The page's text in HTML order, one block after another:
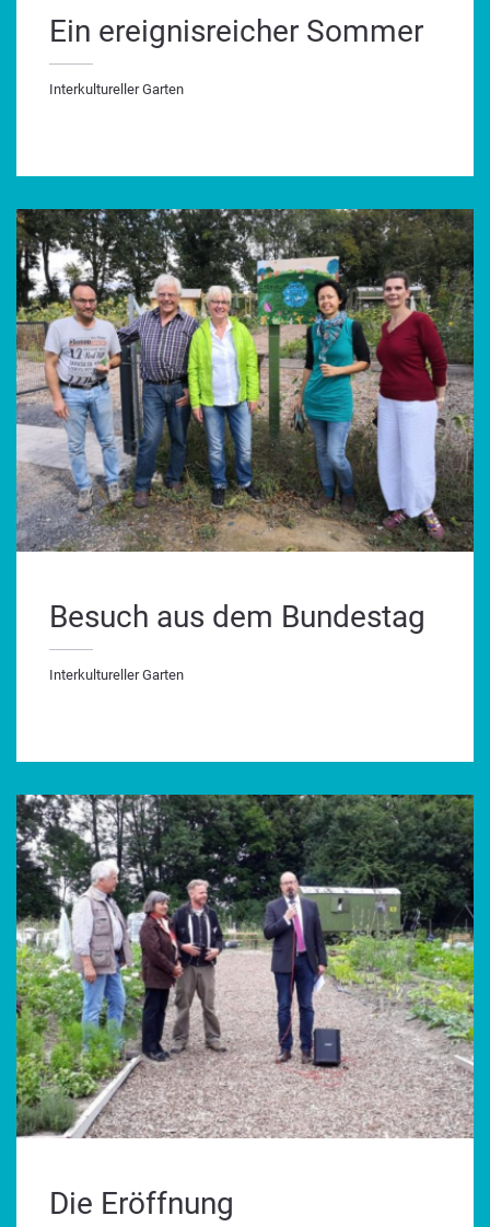
Ein ereignisreicher Sommer
Interkultureller Garten
Besuch aus dem Bundestag
Interkultureller Garten
Die Eröffnung